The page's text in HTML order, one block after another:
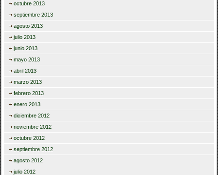
octubre 2013
septiembre 2013
agosto 2013
julio 2013
junio 2013
mayo 2013
abril 2013
marzo 2013
febrero 2013
enero 2013
diciembre 2012
noviembre 2012
octubre 2012
septiembre 2012
agosto 2012
julio 2012